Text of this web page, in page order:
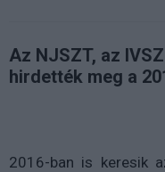
Az NJSZT, az
hirdették meg a
2016-ban is keresik